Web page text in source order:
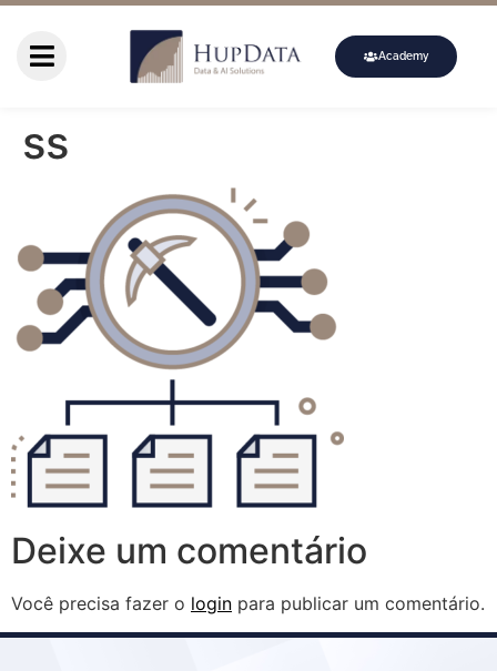
Academy
ss
Deixe um comentário
Você precisa fazer o login para publicar um comentário.